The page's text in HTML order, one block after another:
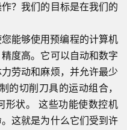
？我们的目标是在我们的
能够使用预编程的计算机
度高。它可以自动和数字
劳动和麻烦，并允许最少
的切削刀具的运动组合，
形状。 这些功能使数控机
这就是为什么它们受到许